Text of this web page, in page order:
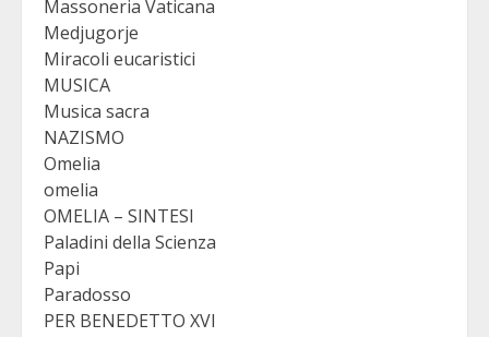
Massoneria Vaticana
Medjugorje
Miracoli eucaristici
MUSICA
Musica sacra
NAZISMO
Omelia
omelia
OMELIA – SINTESI
Paladini della Scienza
Papi
Paradosso
PER BENEDETTO XVI